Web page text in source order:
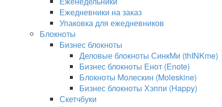
Ежедневники на заказ
Упаковка для ежедневников
Блокноты
Бизнес блокноты
Деловые блокноты СинкМи (thINKme)
Бизнес блокноты Енот (Enote)
Блокноты Молескин (Moleskine)
Бизнес блокноты Хэппи (Happy)
Скетчбуки